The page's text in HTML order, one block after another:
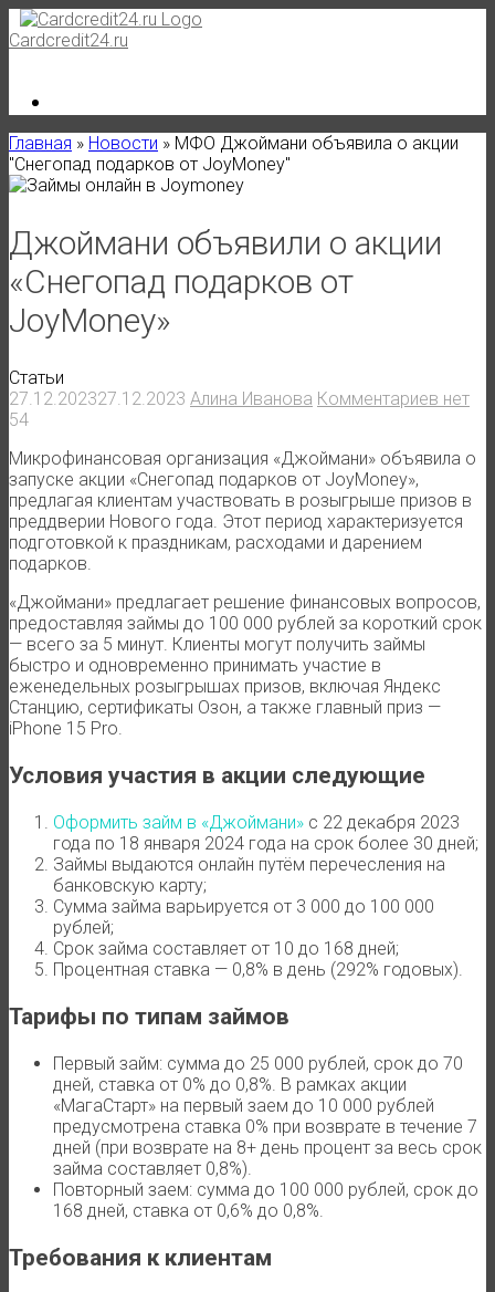
Skip
to
Cardcredit24.ru
Главная » Новости » МФО Джоймани объявила о акции
"Снегопад подарков от JoyMoney"
Джоймани объявили о акции
«Снегопад подарков от
JoyMoney»
Статьи
27.12.202327.12.2023 Алина Иванова Комментариев нет
54
Микрофинансовая организация «Джоймани» объявила о
запуске акции «Снегопад подарков от JoyMoney»,
предлагая клиентам участвовать в розыгрыше призов в
преддверии Нового года. Этот период характеризуется
подготовкой к праздникам, расходами и дарением
подарков.
«Джоймани» предлагает решение финансовых вопросов,
предоставляя займы до 100 000 рублей за короткий срок
— всего за 5 минут. Клиенты могут получить займы
быстро и одновременно принимать участие в
еженедельных розыгрышах призов, включая Яндекс
Станцию, сертификаты Озон, а также главный приз —
iPhone 15 Pro.
Условия участия в акции следующие
Оформить займ в «Джоймани» с 22 декабря 2023
года по 18 января 2024 года на срок более 30 дней;
Займы выдаются онлайн путём перечесления на
банковскую карту;
Сумма займа варьируется от 3 000 до 100 000
рублей;
Срок займа составляет от 10 до 168 дней;
Процентная ставка — 0,8% в день (292% годовых).
Тарифы по типам займов
Первый займ: сумма до 25 000 рублей, срок до 70
дней, ставка от 0% до 0,8%. В рамках акции
«МагаСтарт» на первый заем до 10 000 рублей
предусмотрена ставка 0% при возврате в течение 7
дней (при возврате на 8+ день процент за весь срок
займа составляет 0,8%).
Повторный заем: сумма до 100 000 рублей, срок до
168 дней, ставка от 0,6% до 0,8%.
Требования к клиентам